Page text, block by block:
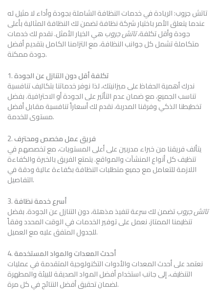
تاتش جروب: الريادة في خدمات النظافة الشاملة بجودة وأداء لا مثيل له
عندما يتعلق الأمر باختيار شركة نظافة تضمن لك النظافة المثالية بأعلى
جودة وأقل تكلفة،تاتش جروبهي الخيار الأمثل. نقدم لك خدمات
متكاملة تشمل كل جوانب النظافة، مع التزامنا الكامل بتقديم أفضل
جودة ممكنة.
1.تكلفة أقل دون التنازل عن الجودة
ندرك أهمية الحفاظ على ميزانيتك، لذا نوفر خدماتنا بتكاليف تنافسية
تناسب الجميع، مع ضمان عدم التأثير على الجودة أو الاحترافية. بفضل
تخطيطنا الذكي وفرقنا المدربة، نقدم لك أسعاراً تنافسية مقابل أفضل
مستوى للخدمة.
2.فريق عمل مخصص ومحترف
يتألف فريقنا من خبراء مدربين على أعلى المستويات، مع تخصصهم في
تنظيف كل أنواع المنشآت والمواقع. يتمتع الفريق بالخبرة والكفاءة
اللازمة للتعامل مع جميع متطلبات النظافة بكفاءة عالية ودقة في
التفاصيل.
3.أسرع خدمة نظافة
تاتش جروبتضمن لك سرعة تنفيذ مذهلة، دون التنازل عن الجودة. بفضل
تنظيمنا الممتاز، نعمل على توفير الخدمات في الوقت المحدد وفقاً
للجدول المتفق عليه مع العميل.
4.أحدث المعدات والمواد المستخدمة
نعتمد على أحدث المعدات والأدوات التكنولوجية المتقدمة في عمليات
التنظيف، إلى جانب استخدام أفضل المواد الصديقة للبيئة والمطهرة
لضمان تحقيق أفضل النتائج في كل مرة.